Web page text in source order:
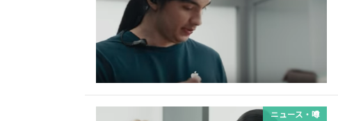
ニュース・噂